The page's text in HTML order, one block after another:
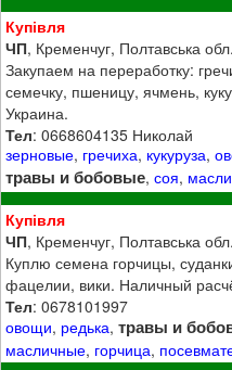
Купівля
ЧП, Кременчуг, Полтавська обл.
Закупаем на переработку:
семечку, пшеницу, ячмень,
Украина.
Тел: 0668604135 Николай
зерновые, гречиха, кукуруза,
травы и бобовые,соя,
Купівля
ЧП, Кременчуг, Полтавська обл.
Куплю семена горчицы,
фацелии, вики. Наличный
Тел: 0678101997
овощи, редька,травы и
масличные, горчица,